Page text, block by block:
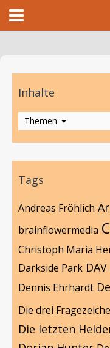
Inhalte
Themen
Tags
Andreas Fröhlich
brainflowermedia
Christoph Maria
Darkside Park DAV
Dennis Ehrhardt
Die drei
Die letzten